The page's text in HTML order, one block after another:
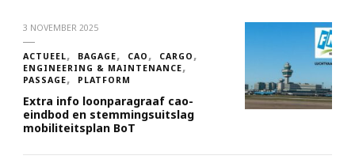
3 NOVEMBER 2025
ACTUEEL BAGAGE CAO
CARGO
ENGINEERING & MAINTENANCE
PASSAGE
PLATFORM
Extra info loonparagraaf cao-
eindbod en stemmingsuitslag
mobiliteitsplan BoT